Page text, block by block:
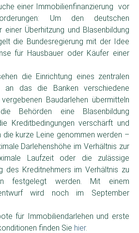
einer Immobilienfinanzierung vor
Um den deutschen
einer Überhitzung und Blasenbildung
die Bundesregierung mit der Idee
für Hausbauer oder Käufer einer
die Einrichtung eines zentralen
an das die Banken verschiedene
Baudarlehen übermitteln
Behörden eine Blasenbildung
Kreditbedingungen verschärft und
die kurze Leine genommen werden –
Darlehenshöhe im Verhältnis zur
Laufzeit oder die zulässige
des Kreditnehmers im Verhältnis zu
festgelegt werden. Mit einem
wird noch im September
für Immobiliendarlehen und erste
finden Sie hier.